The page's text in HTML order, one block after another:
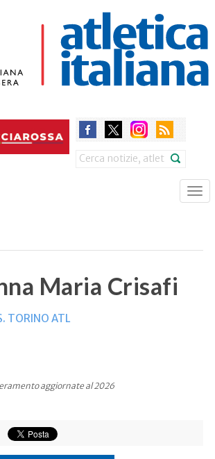
Search
Maria Crisafi
TORINO ATL
aggiornate al 2026